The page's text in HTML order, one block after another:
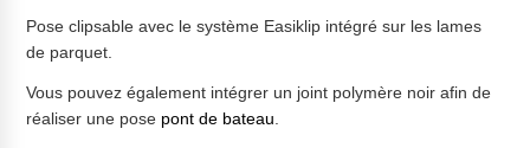
Pose clipsable avec le système Easiklip intégré sur les lames
de parquet.
Vous pouvez également intégrer un joint polymère noir afin de
réaliser une pose pont de bateau.